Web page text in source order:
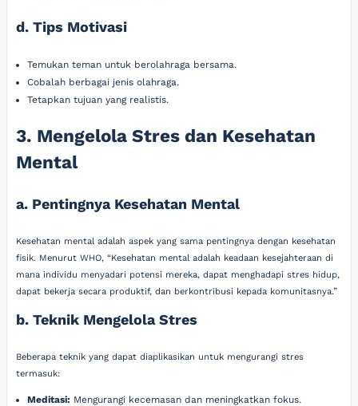
d. Tips Motivasi
Temukan teman untuk berolahraga bersama.
Cobalah berbagai jenis olahraga.
Tetapkan tujuan yang realistis.
3. Mengelola Stres dan Kesehatan
Mental
a. Pentingnya Kesehatan Mental
Kesehatan mental adalah aspek yang sama pentingnya dengan kesehatan
fisik. Menurut WHO, “Kesehatan mental adalah keadaan kesejahteraan di
mana individu menyadari potensi mereka, dapat menghadapi stres hidup,
dapat bekerja secara produktif, dan berkontribusi kepada komunitasnya.”
b. Teknik Mengelola Stres
Beberapa teknik yang dapat diaplikasikan untuk mengurangi stres
termasuk:
Meditasi: Mengurangi kecemasan dan meningkatkan fokus.